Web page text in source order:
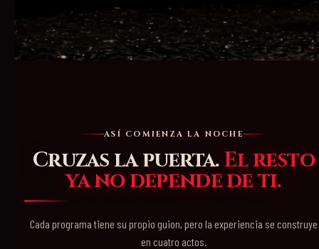
ASÍ COMIENZA LA NOCHE
Cruzas la puerta.El resto
ya no depende de ti.
Cada programa tiene su propio guion, pero la experiencia se construye
en cuatro actos.